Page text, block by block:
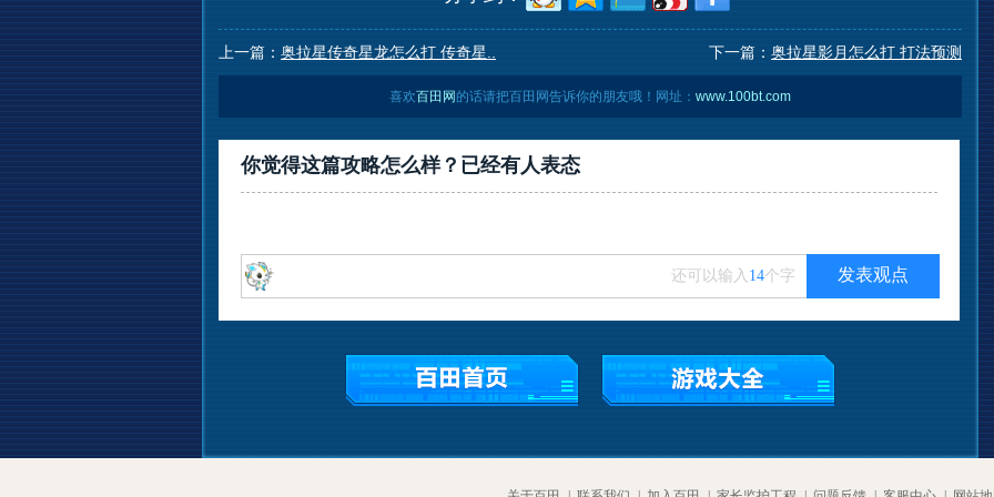
上一篇： 奥拉星传奇星龙怎么打 传奇星.. 下一篇： 奥拉星影月怎么打 打法预测
喜欢百田网 的话请把百田网告诉你的朋友哦！网址： www.100bt.com
你觉得这篇攻略怎么样？已经有人表态
还可以输入 14个字 发表观点